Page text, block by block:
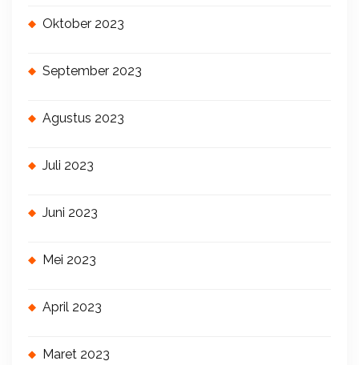
Oktober 2023
September 2023
Agustus 2023
Juli 2023
Juni 2023
Mei 2023
April 2023
Maret 2023